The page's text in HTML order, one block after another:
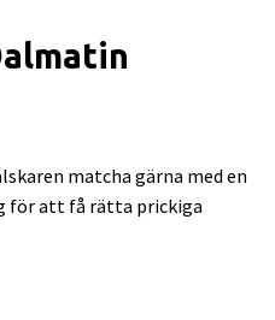
matcha gärna med en
för att få rätta prickiga